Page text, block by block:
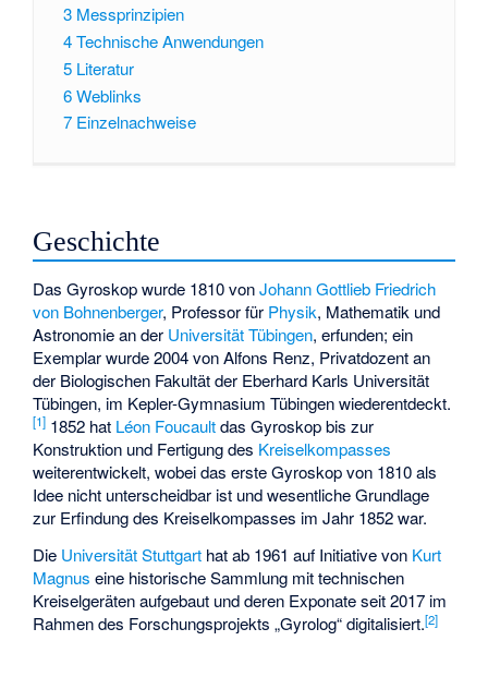
3 Messprinzipien
4Technische Anwendungen
5 Literatur
6Weblinks
7 Einzelnachweise
Geschichte
Das Gyroskop wurde 1810 vonJohann Gottlieb Friedrich
von Bohnenberger, Professor für Physik, Mathematik und
Astronomie an der Universität Tübingen, erfunden; ein
Exemplar wurde 2004 von Alfons Renz, Privatdozent an
der Biologischen Fakultät der Eberhard Karls Universität
Tübingen, im Kepler-Gymnasium Tübingen wiederentdeckt.
[1] 1852 hat Léon Foucaultdas Gyroskop bis zur
Konstruktion und Fertigung des Kreiselkompasses
weiterentwickelt, wobei das erste Gyroskop von 1810 als
Idee nicht unterscheidbar ist und wesentliche Grundlage
zur Erfindung des Kreiselkompasses im Jahr 1852 war.
Die Universität Stuttgart hat ab 1961 auf Initiative von Kurt
Magnus eine historische Sammlung mit technischen
Kreiselgeräten aufgebaut und deren Exponate seit 2017 im
Rahmen des Forschungsprojekts „Gyrolog“ digitalisiert.[2]